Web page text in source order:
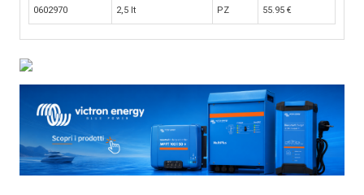
0602970 2,5 lt PZ 55.95 €